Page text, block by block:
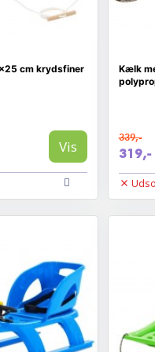
cm krydsfiner
Vis
Kælk
339,-
319,-